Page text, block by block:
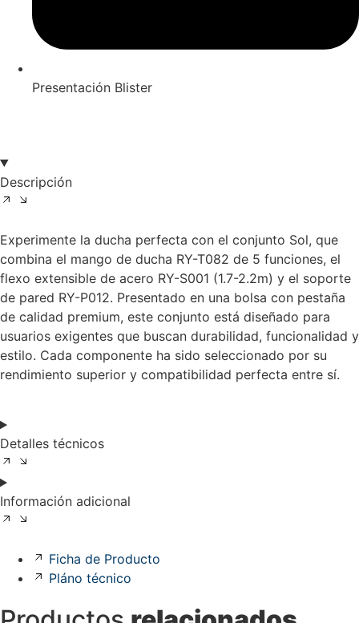
Presentación Blister
Descripción
Experimente la ducha perfecta con el conjunto Sol, que
combina el mango de ducha RY-T082 de 5 funciones, el
flexo extensible de acero RY-S001 (1.7-2.2m) y el soporte
de pared RY-P012. Presentado en una bolsa con pestaña
de calidad premium, este conjunto está diseñado para
usuarios exigentes que buscan durabilidad, funcionalidad y
estilo. Cada componente ha sido seleccionado por su
rendimiento superior y compatibilidad perfecta entre sí.
Detalles técnicos
Información adicional
Ficha de Producto
Pláno técnico